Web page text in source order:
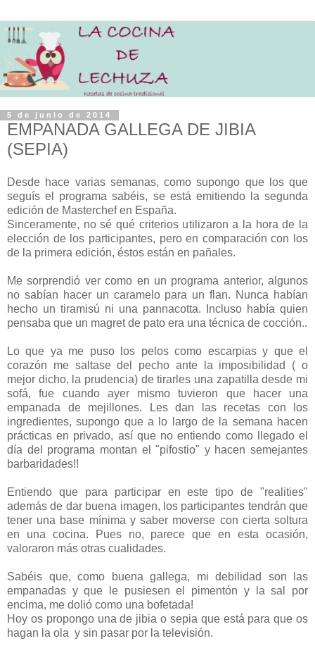
5 de junio de 2014
EMPANADA GALLEGA DE JIBIA
(SEPIA)
Desde hace varias semanas, como supongo que los que
seguís el programa sabéis, se está emitiendo la segunda
edición de Masterchef en España.
Sinceramente, no sé qué criterios utilizaron a la hora de la
elección de los participantes, pero en comparación con los
de la primera edición, éstos están en pañales.
Me sorprendió ver como en un programa anterior, algunos
no sabían hacer un caramelo para un flan. Nunca habían
hecho un tiramisú ni una pannacotta. Incluso había quien
pensaba que un magret de pato era una técnica de cocción..
Lo que ya me puso los pelos como escarpias y que el
corazón me saltase del pecho ante la imposibilidad ( o
mejor dicho, la prudencia) de tirarles una zapatilla desde mi
sofá, fue cuando ayer mismo tuvieron que hacer una
empanada de mejillones. Les dan las recetas con los
ingredientes, supongo que a lo largo de la semana hacen
prácticas en privado, así que no entiendo como llegado el
día del programa montan el "pifostio" y hacen semejantes
barbaridades!!
Entiendo que para participar en este tipo de "realities"
además de dar buena imagen, los participantes tendrán que
tener una base mínima y saber moverse con cierta soltura
en una cocina. Pues no, parece que en esta ocasión,
valoraron más otras cualidades.
Sabéis que, como buena gallega, mi debilidad son las
empanadas y que le pusiesen el pimentón y la sal por
encima, me dolió como una bofetada!
Hoy os propongo una de jibia o sepia que está para que os
hagan la ola y sin pasar por la televisión.